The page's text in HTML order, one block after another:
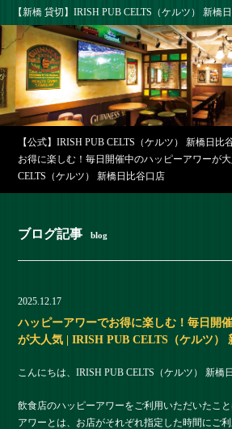
【新橋 貸切】IRISH PUB CELTS（ケルツ） 新橋
【公式】IRISH PUB CELTS（ケルツ） 新橋日比
お得に楽しむ！毎日開催中のハッピーアワーが
CELTS（ケルツ） 新橋日比谷口店
ブログ記事 blog
2025.12.17
ハッピーアワーでお得に楽しむ！毎日開
が大人気 | IRISH PUB CELTS（ケルツ）
こんにちは、IRISH PUB CELTS（ケルツ） 新橋
飲食店のハッピーアワーをご利用いただいたこ
アワーとは、お店がそれぞれ指定した時間にご